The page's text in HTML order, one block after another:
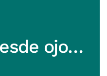
La COP28 desde ojos expertos